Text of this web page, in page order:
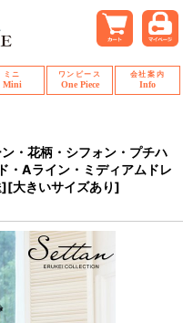
ミニ
Mini
ワンピース
One Piece
会社案内
Info
・花柄・シフォン・プチハ
・Aライン・ミディアムドレ
大きいサイズあり]